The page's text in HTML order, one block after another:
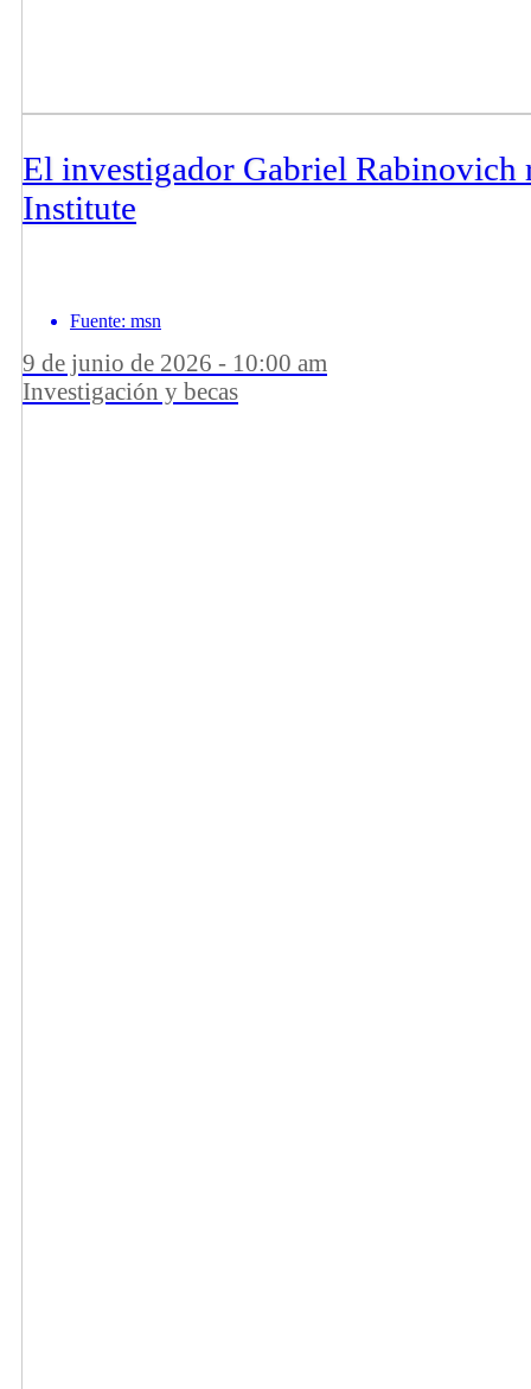
El investigador Gabriel Rabinovich
Institute
Fuente: msn
9 de junio de 2026 - 10:00 am
Investigación y becas